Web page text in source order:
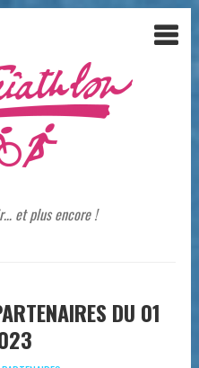
et plus encore !
DU 01